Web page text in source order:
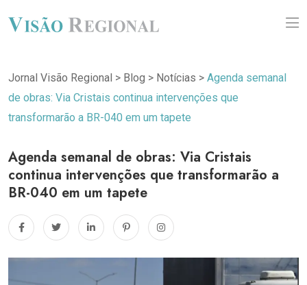
Jornal Visão Regional > Blog > Notícias > Agenda semanal
de obras: Via Cristais continua intervenções que
transformarão a BR-040 em um tapete
Agenda semanal de obras: Via Cristais
continua intervenções que transformarão a
BR-040 em um tapete